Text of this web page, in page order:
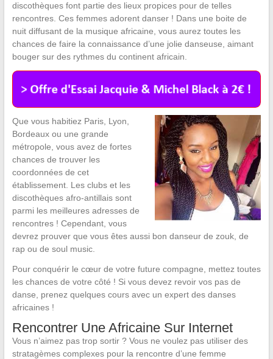
discothèques font partie des lieux propices pour de telles
rencontres. Ces femmes adorent danser ! Dans une boite de
nuit diffusant de la musique africaine, vous aurez toutes les
chances de faire la connaissance d’une jolie danseuse, aimant
bouger sur des rythmes du continent africain.
Que vous habitiez Paris, Lyon,
Bordeaux ou une grande
métropole, vous avez de fortes
chances de trouver les
coordonnées de cet
établissement. Les clubs et les
discothèques afro-antillais sont
parmi les meilleures adresses de
rencontres ! Cependant, vous
devrez prouver que vous êtes aussi bon danseur de zouk, de
rap ou de soul music.
Pour conquérir le cœur de votre future compagne, mettez toutes
les chances de votre côté ! Si vous devez revoir vos pas de
danse, prenez quelques cours avec un expert des danses
africaines !
Rencontrer Une Africaine Sur Internet
Vous n’aimez pas trop sortir ? Vous ne voulez pas utiliser des
stratagèmes complexes pour la rencontre d’une femme